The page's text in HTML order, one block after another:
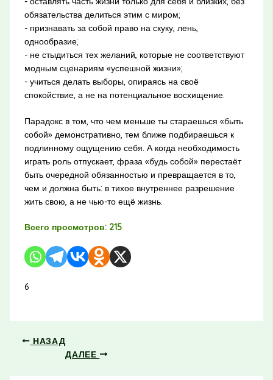
обязательства делиться этим с миром;
- признавать за собой право на скуку, лень,
однообразие;
- не стыдиться тех желаний, которые не соответствуют
модным сценариям «успешной жизни»;
- учиться делать выборы, опираясь на своё
спокойствие, а не на потенциальное восхищение.
Парадокс в том, что чем меньше ты стараешься «быть
собой» демонстративно, тем ближе подбираешься к
подлинному ощущению себя. А когда необходимость
играть роль отпускает, фраза «будь собой» перестаёт
быть очередной обязанностью и превращается в то,
чем и должна быть: в тихое внутреннее разрешение
жить свою, а не чью-то ещё жизнь.
Всего просмотров: 215
6
НАЗАД
ДАЛЕЕ